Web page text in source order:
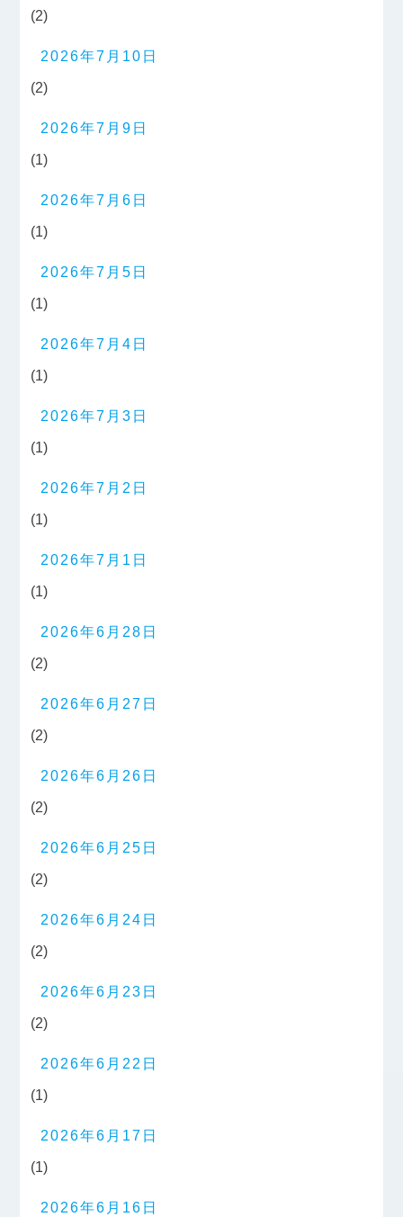
(2)
2026年7月10日
(2)
2026年7月9日
(1)
2026年7月6日
(1)
2026年7月5日
(1)
2026年7月4日
(1)
2026年7月3日
(1)
2026年7月2日
(1)
2026年7月1日
(1)
2026年6月28日
(2)
2026年6月27日
(2)
2026年6月26日
(2)
2026年6月25日
(2)
2026年6月24日
(2)
2026年6月23日
(2)
2026年6月22日
(1)
2026年6月17日
(1)
2026年6月16日